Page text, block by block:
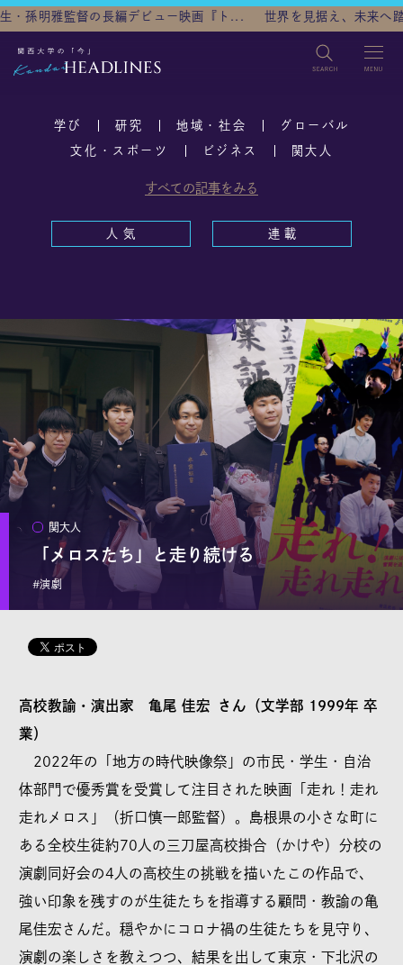
ビュー映画『ト... 世界を見据え、未来へ踏み出す～大阪から社
検索
TOP
研究 グローバル
リクエスト
本サイトで記事として取り上げてほしい題材を、編集部へ
リクエストすることができます。
日常の素朴な疑問から、「専門家の意見を聞きたい」「関
大の○○な情報をもっと知りたい」といった要望を、どなた
でもご自由にご投稿ください。
©KANSAI UNIVERSITY All Rights Reserved.
学び 研究 地域・社会 グローバル
文化・スポーツ ビジネス 関大人
すべての記事をみる
人 気 連 載
「メロスたち」と走り続ける
関大人
#演劇
高校教諭・演出家 亀尾 佳宏 さん（文学部 1999年 卒
業）
2022年の「地方の時代映像祭」の市民・学生・自治
体部門で優秀賞を受賞して注目された映画「走れ！走れ
走れメロス」（折口慎一郎監督）。島根県の小さな町に
ある全校生徒約70人の三刀屋高校掛合（かけや）分校の
演劇同好会の4人の高校生の挑戦を描いたこの作品で、
強い印象を残すのが生徒たちを指導する顧問・教諭の亀
尾佳宏さんだ。穏やかにコロナ禍の生徒たちを見守り、
演劇の楽しさを教えつつ、結果を出して東京・下北沢の